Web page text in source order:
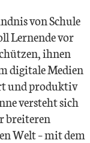
von Schule
Lernende vor
ihnen
digitale Medien
und produktiv
versteht sich
breiteren
Welt – mit dem